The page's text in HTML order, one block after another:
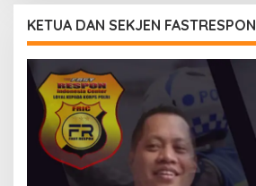
KETUA DAN SEKJEN FASTRESPON